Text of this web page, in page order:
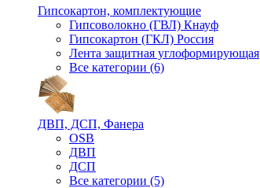
Гипсокартон, комплектующие
Гипсоволокно (ГВЛ) Кнауф
Гипсокартон (ГКЛ) Россия
Лента защитная углоформирующая
Все категории (6)
ДВП, ДСП, Фанера
OSB
ДВП
ДСП
Все категории (5)